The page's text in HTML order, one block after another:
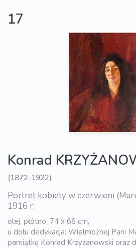
17
Konrad
(1872-1922)
Portret kobiety w czerwieni
1916 r.
olej, płótno, 74 x 66 cm,
u dołu dedykacja: Wielmożnej Pani
pamiątkę Konrad Krzyżanowski oraz